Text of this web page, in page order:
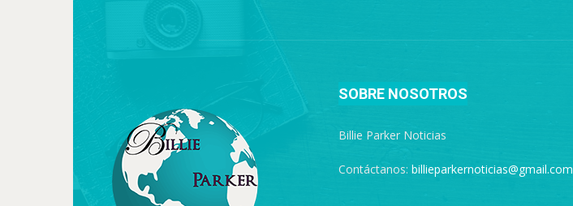
SOBRE NOSOTROS
Billie Parker Noticias
Contáctanos: billieparkernoticias@gmail.com